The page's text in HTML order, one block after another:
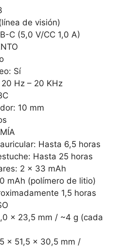
de visión)
C (5,0 V/CC 1,0 A)
Sí
Hz – 20 KHz
10 mm
Hasta 6,5 horas
Hasta 25 horas
2 x 33 mAh
mAh (polímero de litio)
1,5 horas
x 23,5 mm / ~4 g (cada
x 51,5 x 30,5 mm /